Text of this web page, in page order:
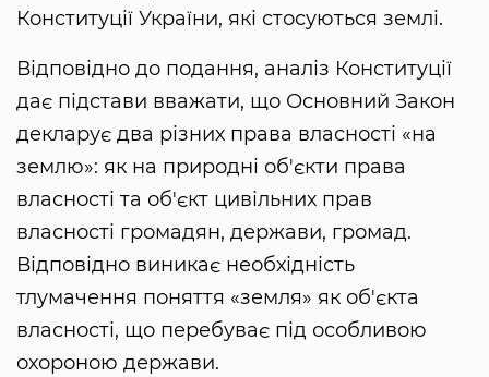
Конституції України, які стосуються землі.
Відповідно до подання, аналіз Конституції
дає підстави вважати, що Основний Закон
декларує два різних права власності «на
землю»: як на природні об'єкти права
власності та об'єкт цивільних прав
власності громадян, держави, громад.
Відповідно виникає необхідність
тлумачення поняття «земля» як об'єкта
власності, що перебуває під особливою
охороною держави.